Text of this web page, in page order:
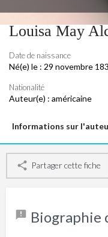
Louisa May
Date de naissance
Né(e) le : 29 novembre
Nationalité
Auteur(e) : américaine
Informations sur
Partager cette fiche
Biographie